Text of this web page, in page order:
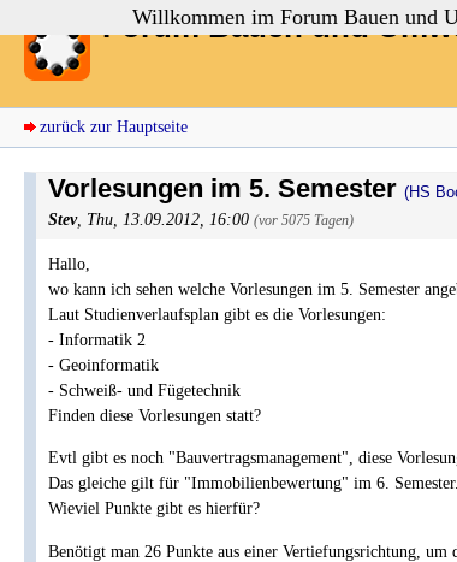
Forum Bauen und
zurück zur Hauptseite
Vorlesungen im 5. Semester (HS
Stev, Thu, 13.09.2012, 16:00 (vor 5075 Tagen)
Hallo,
wo kann ich sehen welche Vorlesungen im 5. Semester
Laut Studienverlaufsplan gibt es die Vorlesungen:
- Informatik 2
- Geoinformatik
- Schweiß- und Fügetechnik
Finden diese Vorlesungen statt?
Evtl gibt es noch "Bauvertragsmanagement", diese
Das gleiche gilt für "Immobilienbewertung" im 6. Semester.
Wieviel Punkte gibt es hierfür?
Benötigt man 26 Punkte aus einer Vertiefungsrichtung, um
Willkommen im Forum Bauen und